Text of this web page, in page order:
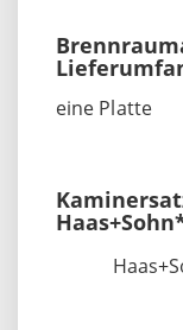
eine Platte